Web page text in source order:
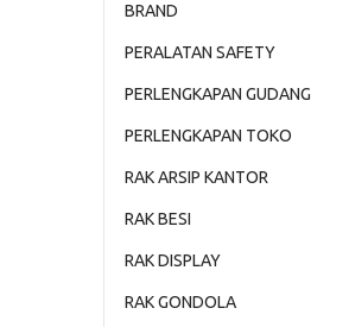
BRAND
PERALATAN SAFETY
PERLENGKAPAN GUDANG
PERLENGKAPAN TOKO
RAK ARSIP KANTOR
RAK BESI
RAK DISPLAY
RAK GONDOLA